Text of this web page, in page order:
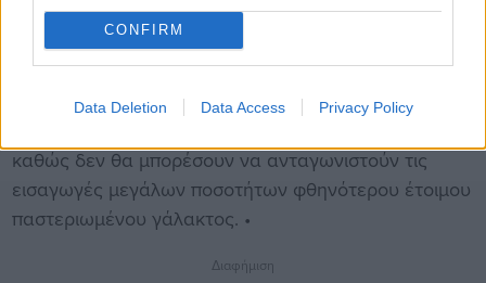
CONFIRM
Data Deletion Data Access Privacy Policy
Οπως λέει, υπάρχει μια τάση αύξησης της τιμής του
γάλακτος παγκοσμίως και δεν είναι σίγουρο ότι η
αλλαγή αυτή θα ρίξει τις τιμές αισθητά και για
μεγάλο διάστημα. Ταυτόχρονα, θα οδηγήσει στη
καθώς δεν θα μπορέσουν να ανταγωνιστούν τις
εισαγωγές μεγάλων ποσοτήτων φθηνότερου έτοιμου
παστεριωμένου γάλακτος. •
Διαφήμιση